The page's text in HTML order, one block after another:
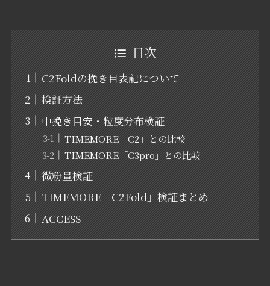
目次
C2Foldの挽き目表記について
検証方法
中挽き目安・粒度分布検証
TIMEMORE「C2」との比較
TIMEMORE「C3pro」との比較
微粉量検証
TIMEMORE「C2Fold」検証まとめ
ACCESS